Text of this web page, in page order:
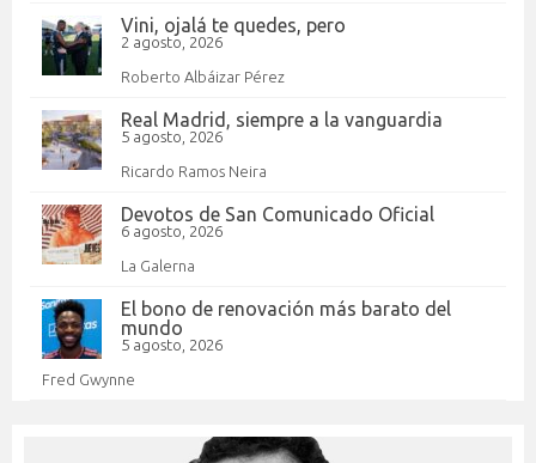
Vini, ojalá te quedes, pero
2 agosto, 2026
Roberto Albáizar Pérez
Real Madrid, siempre a la vanguardia
5 agosto, 2026
Ricardo Ramos Neira
Devotos de San Comunicado Oficial
6 agosto, 2026
La Galerna
El bono de renovación más barato del
mundo
5 agosto, 2026
Fred Gwynne